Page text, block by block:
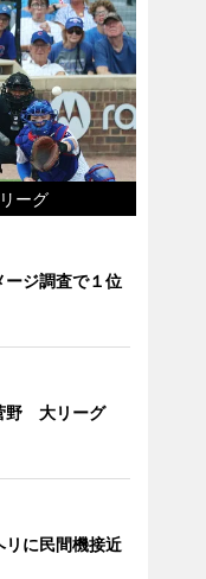
ーグ
ージ調査で１位
野 大リーグ
リに民間機接近